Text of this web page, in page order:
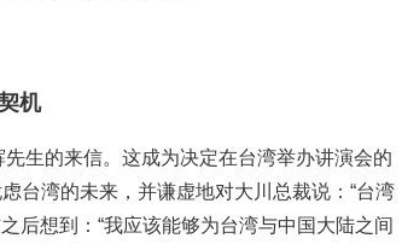
机
生的来信。这成为决定在台湾举办讲演会的
台湾的未来，并谦虚地对大川总裁说：“台湾
后想到：“我应该能够为台湾与中国大陆之间